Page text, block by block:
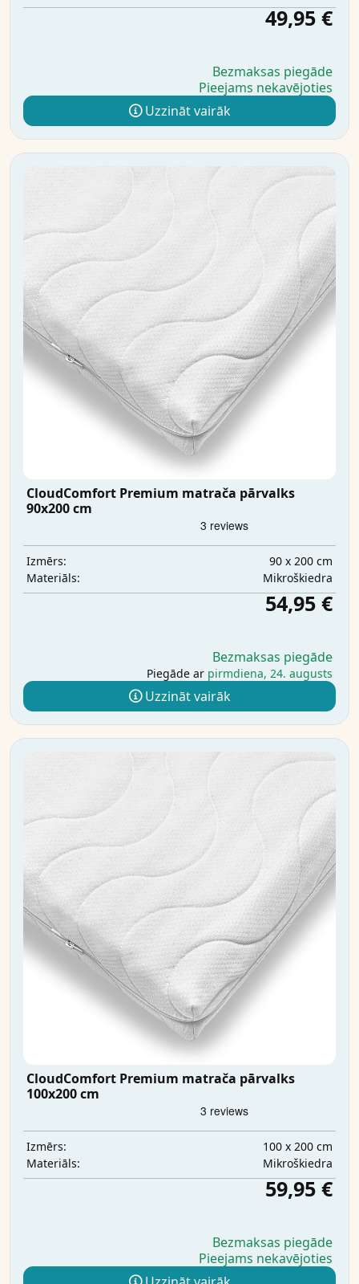
49,95 €
Bezmaksas piegāde
Pieejams nekavējoties
Uzzināt vairāk
CloudComfort Premium matrača pārvalks
90x200 cm
Izmērs:
90 x 200 cm
Materiāls:
Mikrošķiedra
54,95 €
Bezmaksas piegāde
Piegāde ar pirmdiena, 24. augusts
Uzzināt vairāk
CloudComfort Premium matrača pārvalks
100x200 cm
Izmērs:
100 x 200 cm
Materiāls:
Mikrošķiedra
59,95 €
Bezmaksas piegāde
Pieejams nekavējoties